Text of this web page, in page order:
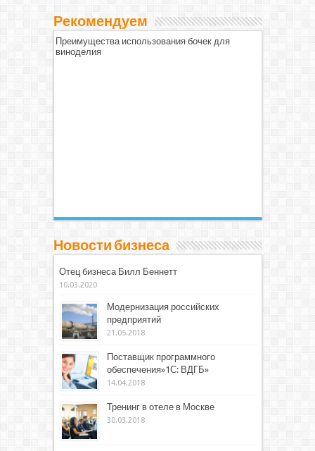
Рекомендуем
Преимущества использования бочек для
виноделия
Новости бизнеса
Отец бизнеса Билл Беннетт
10.03.2020
Модернизация российских
предприятий
21.05.2018
Поставщик программного
обеспечения»1С: ВДГБ»
14.04.2018
Тренинг в отеле в Москве
30.03.2018